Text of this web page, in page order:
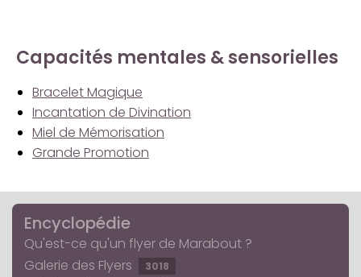
Capacités mentales & sensorielles
Bracelet Magique
Incantation de Divination
Miel de Mémorisation
Grande Promotion
Encyclopédie
Qu'est-ce qu'un flyer de Marabout ?
Galerie des Flyers
3018